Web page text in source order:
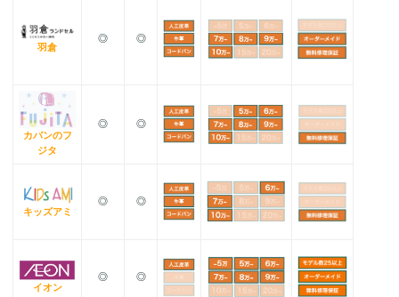
羽倉
◎ ◎
カバンのフ
ジタ
◎ ◎
キッズアミ
◎ ◎
イオン
◎ ◎